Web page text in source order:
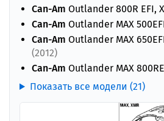
Can-Am Outlander 800R EFI,
Can-Am Outlander MAX
Can-Am Outlander MAX
(2012)
Can-Am Outlander MAX
Показать все модели (21)